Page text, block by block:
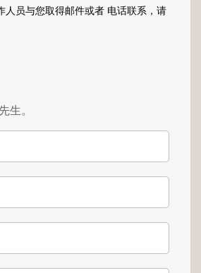
trouvent au coeur d'un
transports en commun et à
en vélo de la gare
un emplacement de
80.000€ TTC
contactez notre
54 17 17.
人员与您取得邮件或者 电话联系，请
先生。